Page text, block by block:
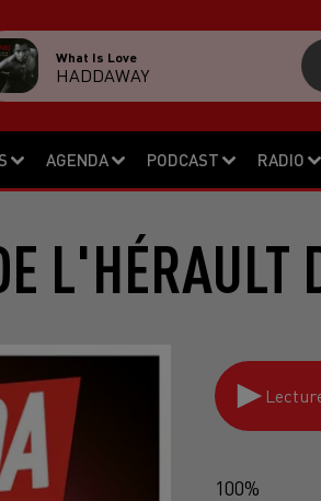
AGENDA PODCAST RADIO
What Is Love
HADDAWAY
100%